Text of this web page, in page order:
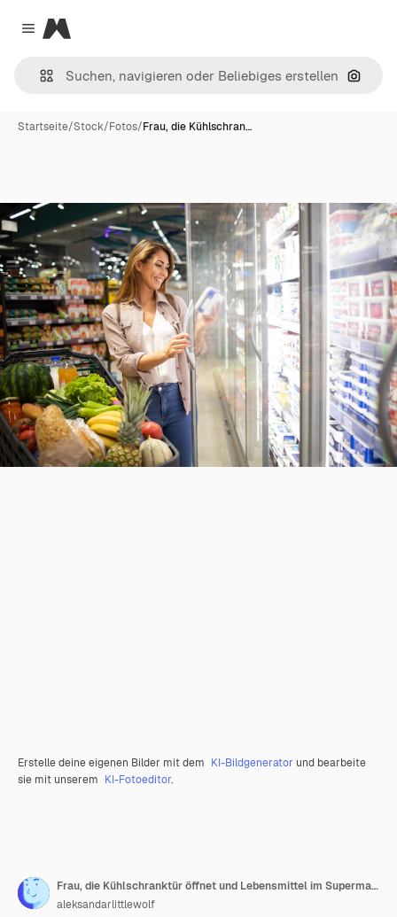
Close menu
Magnific
Nach
Startseite/Stock/Fotos/Frau, die Kühlschran…
Erstelle deine eigenen Bilder mit dem KI-Bildgenerator und bearbeite
sie mit unserem KI-Fotoeditor.
Frau, die Kühlschranktür öffnet und Lebensmittel im Supermarkt kauft
aleksandarlittlewolf